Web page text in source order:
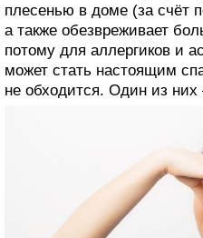
плесенью в доме (за счёт
а также обезвреживает
потому для аллергиков и
может стать настоящим
не обходится. Один из них